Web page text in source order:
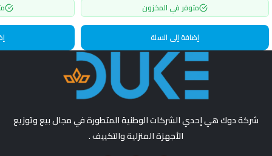
متوفر في المخزون
إضافة إلى السلة
شركة دوك هي إحدي الشركات الوطنية المتطورة في مجال بيع وتوزيع
الأجهزة المنزلية والتكييف .